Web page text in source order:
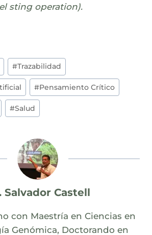
sting operation).
#Trazabilidad
#Pensamiento Crítico
#Salud
Salvador Castell
con Maestría en Ciencias en
Genómica, Doctorando en